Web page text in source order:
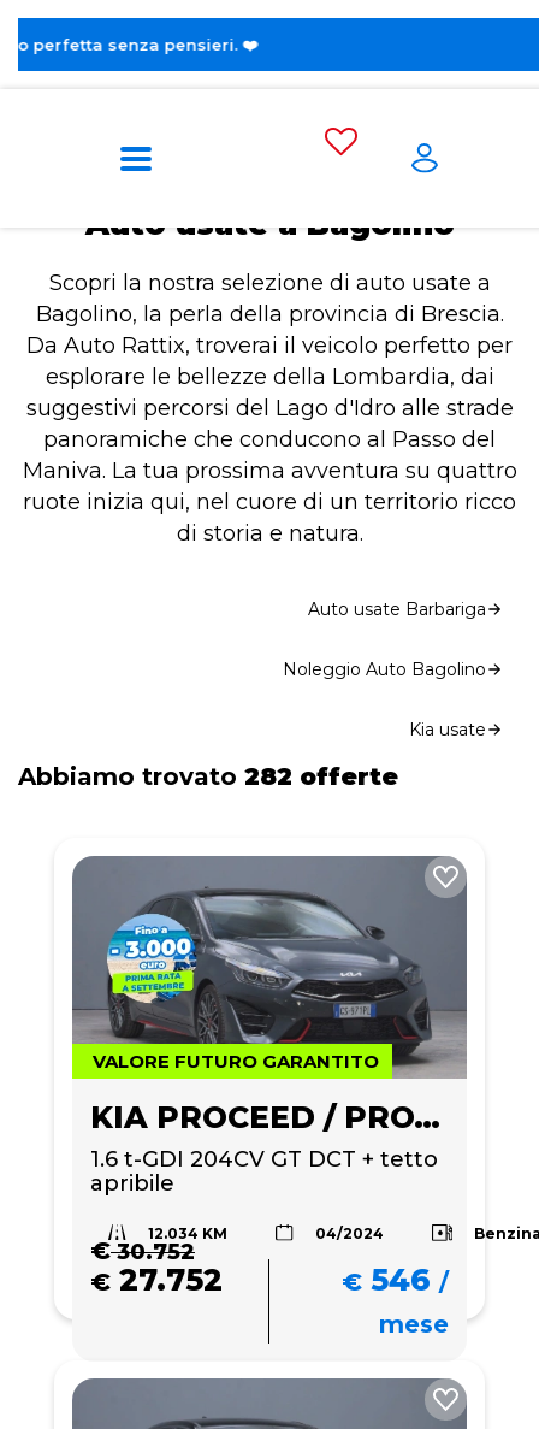
Home Auto usate a Bagolino
Auto usate a Bagolino
Scopri la nostra selezione di auto usate a
Bagolino, la perla della provincia di Brescia.
Da Auto Rattix, troverai il veicolo perfetto per
esplorare le bellezze della Lombardia, dai
suggestivi percorsi del Lago d'Idro alle strade
panoramiche che conducono al Passo del
Maniva. La tua prossima avventura su quattro
ruote inizia qui, nel cuore di un territorio ricco
di storia e natura.
Auto usate Barbariga
Noleggio Auto Bagolino
Kia usate
Abbiamo trovato 282 offerte
VALORE FUTURO GARANTITO
KIA PROCEED / PRO_CEE'D
1.6 t-GDI 204CV GT DCT + tetto
apribile
12.034 KM 04/2024
€30.752
€ 27.752 € 546 /
mese